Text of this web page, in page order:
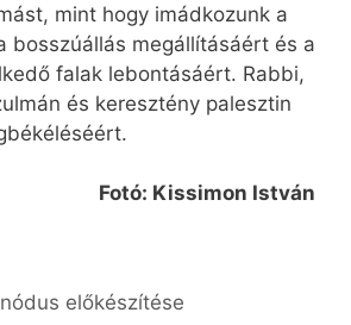
mint hogy imádkozunk a
bosszúállás megállításáért és a
falak lebontásáért. Rabbi,
és keresztény palesztin
Fotó: Kissimon István
előkészítése